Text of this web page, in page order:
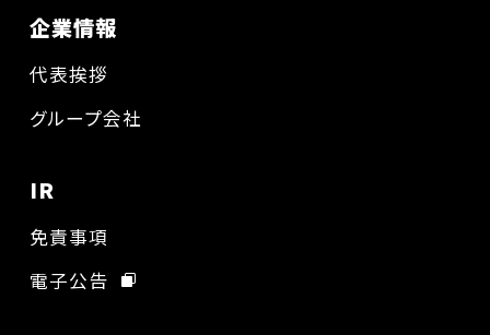
企業情報
代表挨拶
グループ会社
IR
免責事項
電子公告